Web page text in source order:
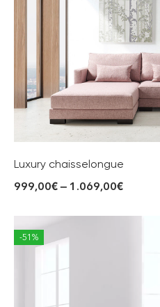
Luxury chaisselongue
999,00€– 1.069,00€
-51%